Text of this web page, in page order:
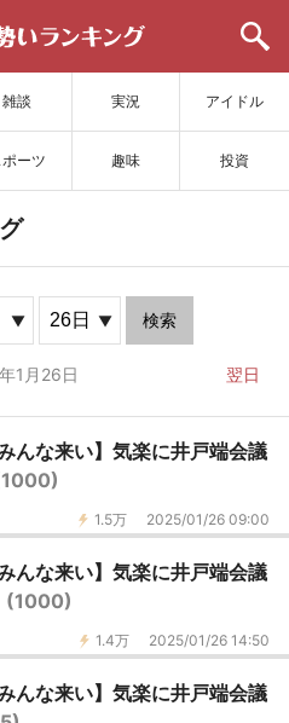
雑談 実況 アイドル
ポーツ 趣味 投資
トを更新
検索
1月26日 翌日
んな来い】気楽に井戸端会議
1.5万 2025/01/26 09:00
んな来い】気楽に井戸端会議
(1000)
1.4万 2025/01/26 14:50
んな来い】気楽に井戸端会議